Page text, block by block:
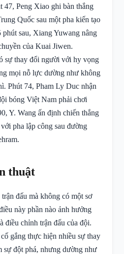
47, Peng Xiao ghi bàn thắng
Quốc sau một pha kiến tạo
sau, Xiang Yuwang nâng
của Kuai Jiwen.
sự thay đổi người với hy vọng
mọi nỗ lực dường như không
Phút 74, Pham Ly Duc nhận
bóng Việt Nam phải chơi
Y. Wang ấn định chiến thắng
pha lập công sau đường
thuật
đấu mà không có một sơ
này phần nào ảnh hưởng
điều chỉnh trận đấu của đội.
gắng thực hiện nhiều sự thay
sự đột phá, nhưng dường như